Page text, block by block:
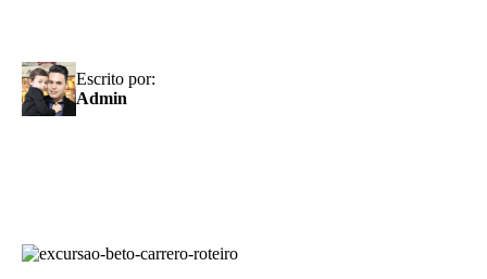
Escrito por:
Admin